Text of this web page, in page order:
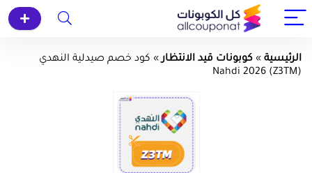
الرئيسية » كوبونات قيد الانتظار» كود خصم صيدلية النهدي
(Z3TM) Nahdi 2026